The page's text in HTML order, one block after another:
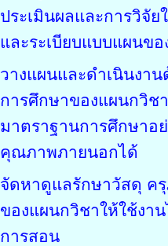
ประเมินผลและการวิจั
และระเบียบแบบแผนขอ
วางแผนและดำเนินงา
การศึกษาของแผนกวิ
มาตราฐานการศึกษาอ
คุณภาพภายนอกได้
จัดหาดูแลรักษาวัสดุ ค
ของแผนกวิชาให้ใช้งา
การสอน